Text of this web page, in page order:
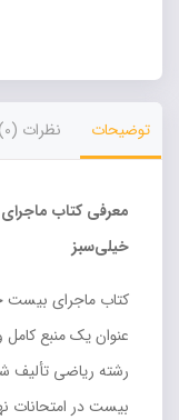
Alternative:
توضیحات نظرات (0)
معرفی کتاب
خیلی‌سبز
کتاب ماجرای بیست
عنوان یک منبع کامل
رشته ریاضی
بیست در امتحانات